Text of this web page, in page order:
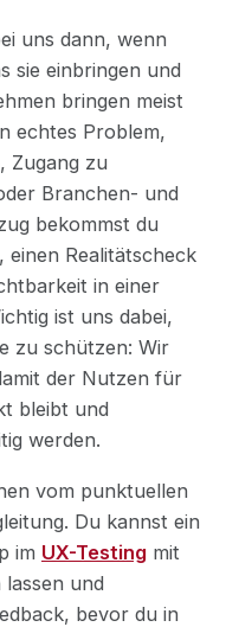
uns dann, wenn
sie einbringen und
bringen meist
echtes Problem,
Zugang zu
Branchen- und
bekommst du
Realitätscheck
in einer
ist uns dabei,
zu schützen: Wir
der Nutzen für
bleibt und
werden.
vom punktuellen
Du kannst ein
im UX-Testing mit
und
bevor du in